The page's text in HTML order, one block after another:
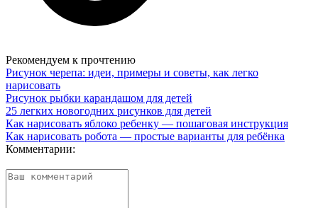
Рекомендуем к прочтению
Рисунок черепа: идеи, примеры и советы, как легко
нарисовать
Рисунок рыбки карандашом для детей
25 легких новогодних рисунков для детей
Как нарисовать яблоко ребенку — пошаговая инструкция
Как нарисовать робота — простые варианты для ребёнка
Комментарии: